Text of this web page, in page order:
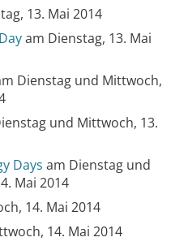
13. Mai 2014
am Dienstag, 13. Mai
Dienstag und Mittwoch,
und Mittwoch, 13.
Days am Dienstag und
Mai 2014
14. Mai 2014
14. Mai 2014